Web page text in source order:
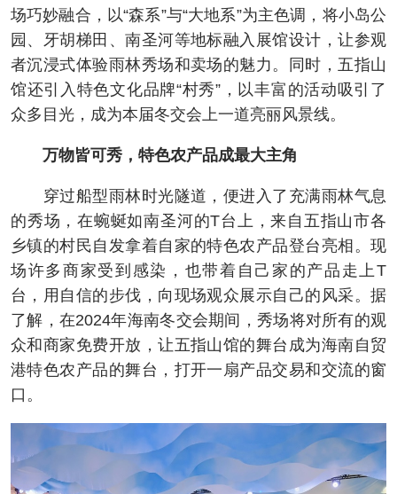
场巧妙融合，以“森系”与“大地系”为主色调，将小岛公
园、牙胡梯田、南圣河等地标融入展馆设计，让参观
者沉浸式体验雨林秀场和卖场的魅力。同时，五指山
馆还引入特色文化品牌“村秀”，以丰富的活动吸引了
众多目光，成为本届冬交会上一道亮丽风景线。
万物皆可秀，特色农产品成最大主角
穿过船型雨林时光隧道，便进入了充满雨林气息
的秀场，在蜿蜒如南圣河的T台上，来自五指山市各
乡镇的村民自发拿着自家的特色农产品登台亮相。现
场许多商家受到感染，也带着自己家的产品走上T
台，用自信的步伐，向现场观众展示自己的风采。据
了解，在2024年海南冬交会期间，秀场将对所有的观
众和商家免费开放，让五指山馆的舞台成为海南自贸
港特色农产品的舞台，打开一扇产品交易和交流的窗
口。